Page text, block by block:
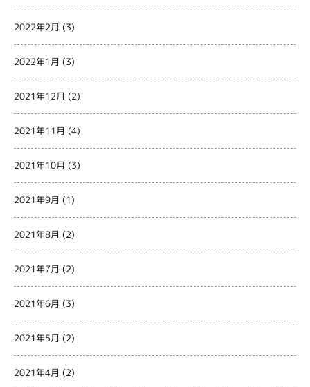
2022年2月 (3)
2022年1月 (3)
2021年12月 (2)
2021年11月 (4)
2021年10月 (3)
2021年9月 (1)
2021年8月 (2)
2021年7月 (2)
2021年6月 (3)
2021年5月 (2)
2021年4月 (2)